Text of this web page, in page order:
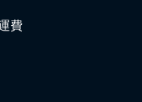
費